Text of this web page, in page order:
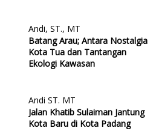
Andi, ST., MT
Batang Arau; Antara Nostalgia
Kota Tua dan Tantangan
Ekologi Kawasan
Andi ST. MT
Jalan Khatib Sulaiman Jantung
Kota Baru di Kota Padang